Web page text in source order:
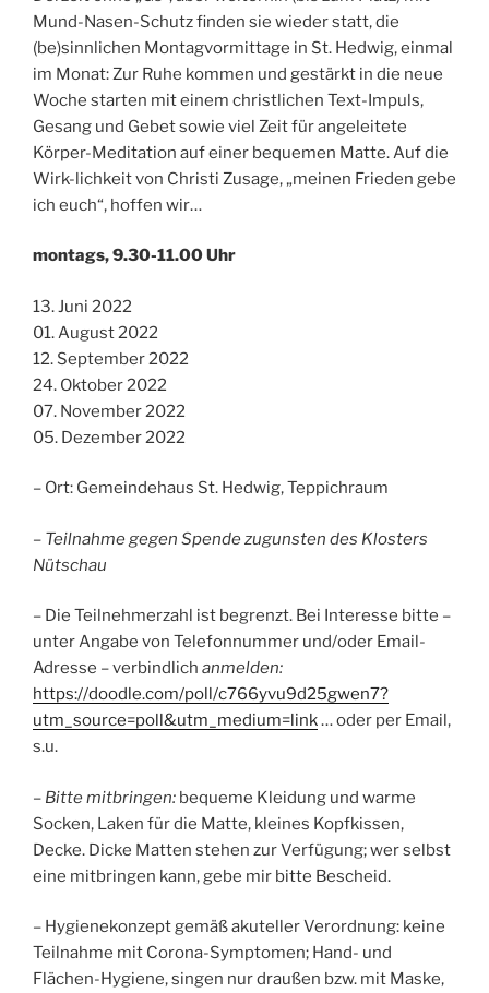
Mund-Nasen-Schutz finden sie wieder statt, die
(be)sinnlichen Montagvormittage in St. Hedwig, einmal
im Monat: Zur Ruhe kommen und gestärkt in die neue
Woche starten mit einem christlichen Text-Impuls,
Gesang und Gebet sowie viel Zeit für angeleitete
Körper-Meditation auf einer bequemen Matte. Auf die
Wirk-lichkeit von Christi Zusage, „meinen Frieden gebe
ich euch“, hoffen wir…
montags, 9.30-11.00 Uhr
13. Juni 2022
01. August 2022
12. September 2022
24. Oktober 2022
07. November 2022
05. Dezember 2022
– Ort: Gemeindehaus St. Hedwig, Teppichraum
– Teilnahme gegen Spende zugunsten des Klosters
Nütschau
– Die Teilnehmerzahl ist begrenzt. Bei Interesse bitte –
unter Angabe von Telefonnummer und/oder Email-
Adresse – verbindlich anmelden:
https://doodle.com/poll/c766yvu9d25gwen7?
utm_source=poll&utm_medium=link… oder per Email,
s.u.
– Bitte mitbringen: bequeme Kleidung und warme
Socken, Laken für die Matte, kleines Kopfkissen,
Decke. Dicke Matten stehen zur Verfügung; wer selbst
eine mitbringen kann, gebe mir bitte Bescheid.
– Hygienekonzept gemäß akuteller Verordnung: keine
Teilnahme mit Corona-Symptomen; Hand- und
Flächen-Hygiene, singen nur draußen bzw. mit Maske,